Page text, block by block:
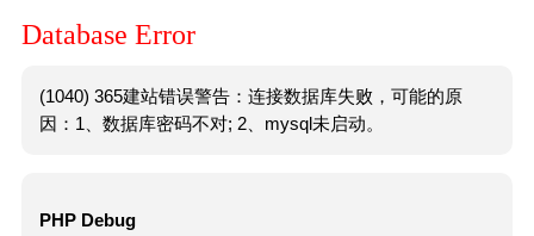
Database Error
(1040) 365建站错误警告：连接数据库失败，可能的原
因：1、数据库密码不对; 2、mysql未启动。
PHP Debug